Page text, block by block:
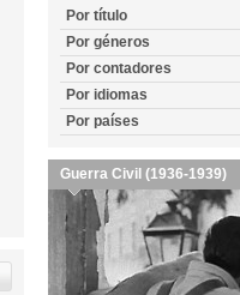
Por título
Por géneros
Por contadores
Por idiomas
Por países
Guerra Civil (1936-1939)